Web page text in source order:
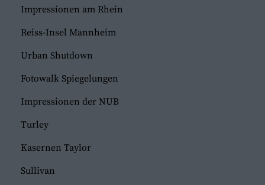
Impressionen am Rhein
Reiss-Insel Mannheim
Urban Shutdown
Fotowalk Spiegelungen
Impressionen der NUB
Turley
Kasernen Taylor
Sullivan